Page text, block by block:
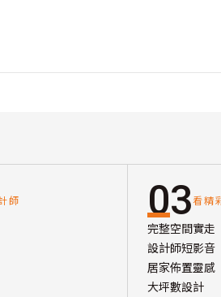
師 03看精
完整空間實走
設計師短影音
居家佈置靈感
大坪數設計